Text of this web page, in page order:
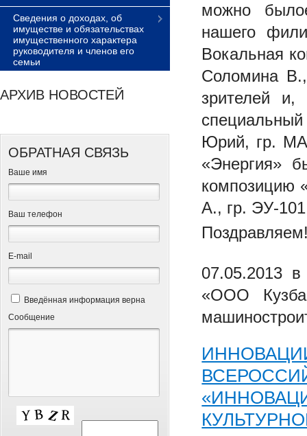
Сведения о доходах, об
имуществе и обязательствах
имущественного характера
руководителя и членов его
семьи
АРХИВ НОВОСТЕЙ
ОБРАТНАЯ СВЯЗЬ
Ваше имя
Ваш телефон
Е-mail
Введённая информация верна
Сообщение
можно
нашего
Вокальная
Соломина
зрителей и,
Юрий, гр.
«Энергия»
композицию
А., гр. ЭУ-
07.05.2013
«ООО